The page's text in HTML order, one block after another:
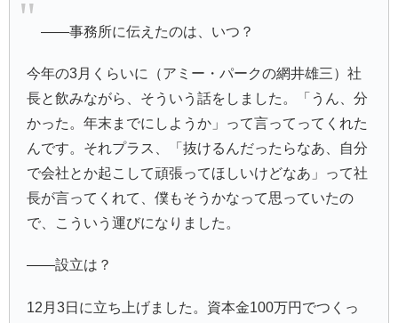
――事務所に伝えたのは、いつ？
今年の3月くらいに（アミー・パークの網井雄三）社
長と飲みながら、そういう話をしました。「うん、分
かった。年末までにしようか」って言ってってくれた
んです。それプラス、「抜けるんだったらなあ、自分
で会社とか起こして頑張ってほしいけどなあ」って社
長が言ってくれて、僕もそうかなって思っていたの
で、こういう運びになりました。
――設立は？
12月3日に立ち上げました。資本金100万円でつくっ